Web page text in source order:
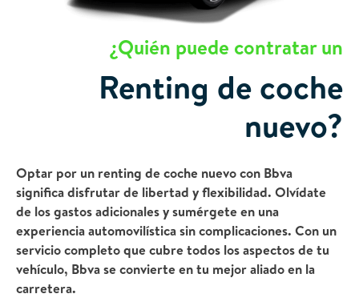
¿Quién puede contratar un
Renting de coche
nuevo?
Optar por un renting de coche nuevo con Bbva
significa disfrutar de libertad y flexibilidad. Olvídate
de los gastos adicionales y sumérgete en una
experiencia automovilística sin complicaciones. Con un
servicio completo que cubre todos los aspectos de tu
vehículo, Bbva se convierte en tu mejor aliado en la
carretera.